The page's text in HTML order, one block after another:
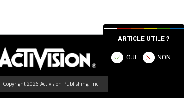
ARTICLE UTILE ?
OUI NON
Copyright 2026 Activision Publishing, Inc.